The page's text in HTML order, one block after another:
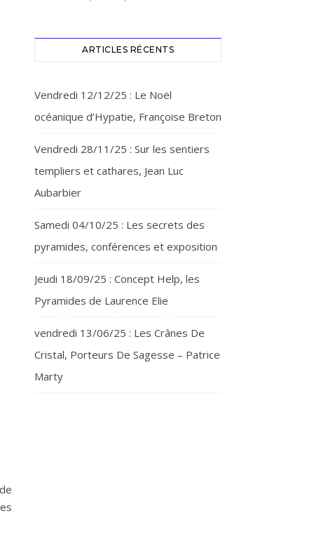
ARTICLES RÉCENTS
Vendredi 12/12/25 : Le Noël
océanique d’Hypatie, Françoise Breton
Vendredi 28/11/25 : Sur les sentiers
templiers et cathares, Jean Luc
Aubarbier
Samedi 04/10/25 : Les secrets des
pyramides, conférences et exposition
Jeudi 18/09/25 : Concept Help, les
Pyramides de Laurence Elie
vendredi 13/06/25 : Les Crânes De
Cristal, Porteurs De Sagesse – Patrice
Marty